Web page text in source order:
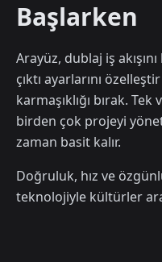
Başlarken
Arayüz, dublaj iş
çıktı ayarlarını
karmaşıklığı bırak.
birden çok projeyi
zaman basit kalır.
Doğruluk, hız ve
teknolojiyle kültürler